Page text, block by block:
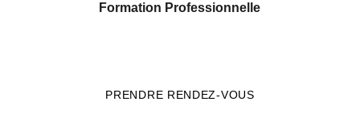
PRENDRE RENDEZ-VOUS
Formation Professionnelle